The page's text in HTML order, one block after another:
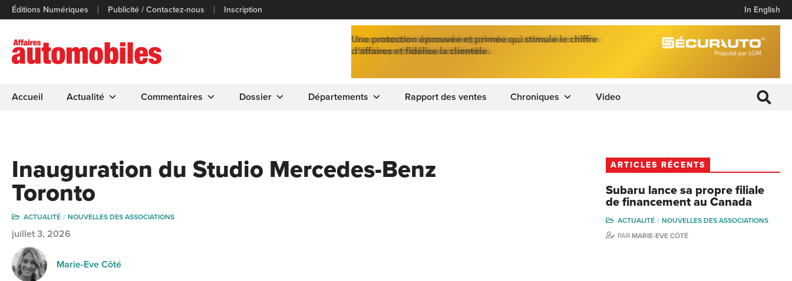
Éditions Numériques Publicité / Contactez-nous Inscription In English
Accueil Actualité Commentaires Dossier Départements Rapport des ventes Chroniques Video
Inauguration du Studio Mercedes-Benz
Toronto
ACTUALITÉ NOUVELLES DES ASSOCIATIONS
juillet 3, 2026
Marie-Eve Côté
ARTICLES RÉCENTS
Subaru lance sa propre filiale
de financement au Canada
ACTUALITÉ
NOUVELLES DES ASSOCIATIONS
PAR MARIE-EVE CÔTÉ